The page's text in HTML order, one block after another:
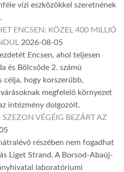
vízi eszközökkel szeretnének
ENCSEN: KÖZEL 400 MILLIÓ
2026-08-05
Encsen, ahol teljesen
és Bölcsőde 2. számú
célja, hogy korszerűbb,
megfelelő környezet
intézmény dolgozóit.
SZEZON VÉGÉIG BEZÁRT AZ
részében nem fogadhat
Liget Strand. A Borsod-Abaúj-
laboratóriumi